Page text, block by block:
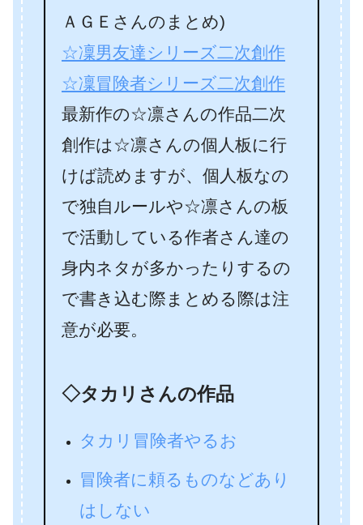
ＡＧＥさんのまとめ)
☆凜男友達シリーズ二次創作
☆凜冒険者シリーズ二次創作
最新作の☆凛さんの作品二次
創作は☆凛さんの個人板に行
けば読めますが、個人板なの
で独自ルールや☆凛さんの板
で活動している作者さん達の
身内ネタが多かったりするの
で書き込む際まとめる際は注
意が必要。
◇タカリさんの作品
タカリ冒険者やるお
冒険者に頼るものなどあり
はしない